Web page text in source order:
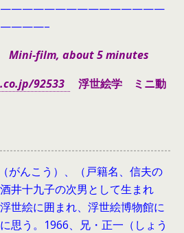
Mini-film, about 5 minutes
92533
浮世絵学 ミニ動
がんこう）、（戸籍名、信夫の
井十九子の次男として生まれ
世絵に囲まれ、浮世絵博物館に
思う。1966、兄・正一（しょう